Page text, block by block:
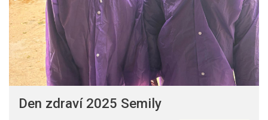
Den zdraví 2025 Semily